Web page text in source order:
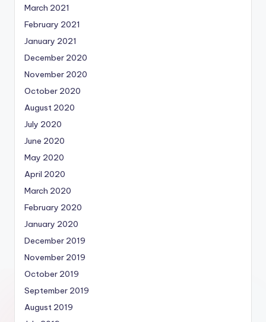
March 2021
February 2021
January 2021
December 2020
November 2020
October 2020
August 2020
July 2020
June 2020
May 2020
April 2020
March 2020
February 2020
January 2020
December 2019
November 2019
October 2019
September 2019
August 2019